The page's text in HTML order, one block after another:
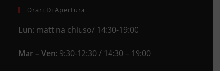
Orari Di Apertura
Lun: mattina chiuso/ 14:30-19:00
Mar – Ven: 9:30-12:30 / 14:30 – 19:00